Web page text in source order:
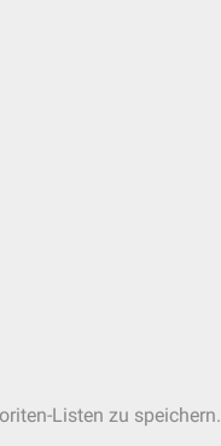
Listen zu speichern.